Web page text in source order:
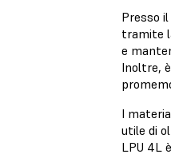
Presso
tramite
e
Inoltre,
I
utile di
LPU 4L